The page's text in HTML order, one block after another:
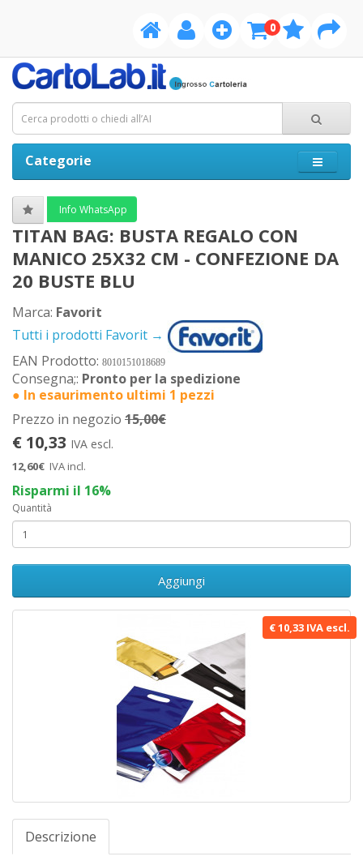
0
Categorie
€ 10,33 IVA escl.
Descrizione
Info WhatsApp
TITAN BAG: BUSTA REGALO CON
MANICO 25X32 CM - CONFEZIONE DA
20 BUSTE BLU
Marca: Favorit
Tutti i prodotti Favorit →
EAN Prodotto: 8010151018689
Consegna;: Pronto per la spedizione
● In esaurimento ultimi 1 pezzi
Prezzo in negozio 15,00€
€ 10,33 IVA escl.
12,60€ IVA incl.
Risparmi il 16%
Quantità
Aggiungi